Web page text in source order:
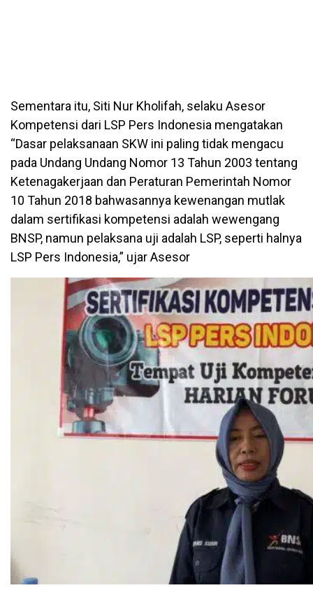
Sementara itu, Siti Nur Kholifah, selaku Asesor
Kompetensi dari LSP Pers Indonesia mengatakan
“Dasar pelaksanaan SKW ini paling tidak mengacu
pada Undang Undang Nomor 13 Tahun 2003 tentang
Ketenagakerjaan dan Peraturan Pemerintah Nomor
10 Tahun 2018 bahwasannya kewenangan mutlak
dalam sertifikasi kompetensi adalah wewengang
BNSP, namun pelaksana uji adalah LSP, seperti halnya
LSP Pers Indonesia,” ujar Asesor